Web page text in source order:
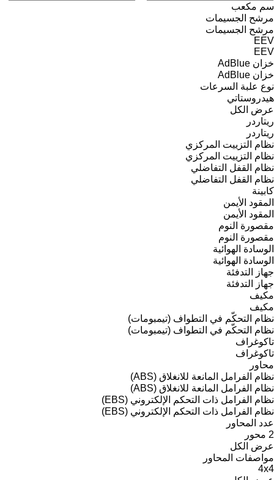
سم مكعب
مرشح الجسيمات
مرشح الجسيمات
EEV
EEV
خزان AdBlue
خزان AdBlue
نوع علبة السرعات
هيدروستاتي
عرض الكل
ريتاردر
ريتاردر
نظام التزييت المركزي
نظام التزييت المركزي
نظام القفل التفاضلي
نظام القفل التفاضلي
كابينة
المقود الأيمن
المقود الأيمن
مقصورة النوم
مقصورة النوم
الوسادة الهوائية
الوسادة الهوائية
جهاز التدفئة
جهاز التدفئة
مكيف
مكيف
نظام التحكّم في التطواف (تيمبومات)
نظام التحكّم في التطواف (تيمبومات)
تاكوغراف
تاكوغراف
محاور
نظام الفرامل المانعة للانغلاق (ABS)
نظام الفرامل المانعة للانغلاق (ABS)
نظام الفرامل ذات التحكم الإلكتروني (EBS)
نظام الفرامل ذات التحكم الإلكتروني (EBS)
عدد المحاور
2 محور
عرض الكل
مواصفات المحاور
4x4